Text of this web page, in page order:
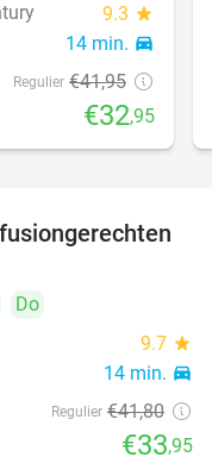
9.3 star
14 min. directions_car
Regulier €41,95
€32,95
19%
Do
9.7 star
14 min. directions_car
Regulier €41,80
€33,95